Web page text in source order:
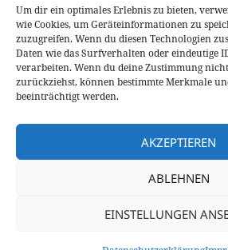
Um dir ein optimales Erlebnis zu bieten,
wie Cookies, um Geräteinformationen zu
zuzugreifen. Wenn du diesen Technologien
Daten wie das Surfverhalten oder eindeutige
verarbeiten. Wenn du deine Zustimmung
zurückziehst, können bestimmte Merkmale
beeinträchtigt werden.
AKZEPTIEREN
ABLEHNEN
EINSTELLUNGEN
Maschine auf dem Plan. Umso
sich die Japaner mit dem neuen
Hiroshima bis nach Frankfurt
wird. Eine Strecke von 15.000
echten Härtetest entspricht, auf
Schon gefahren: 2013 Mazda 3
5 Kommentare